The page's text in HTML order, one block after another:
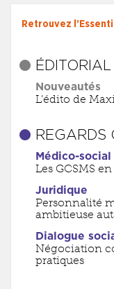
Retrouvez
ÉDITORIAL
Nouveautés
L’édito de
REGARDS
Médico-social
Les GCSMS
Juridique
Personnalité
ambitieuse
Dialogue
Négociation
pratiques